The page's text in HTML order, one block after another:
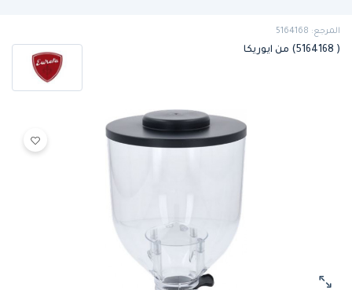
المرجع: 5164168
( 5164168) من ايوريكا